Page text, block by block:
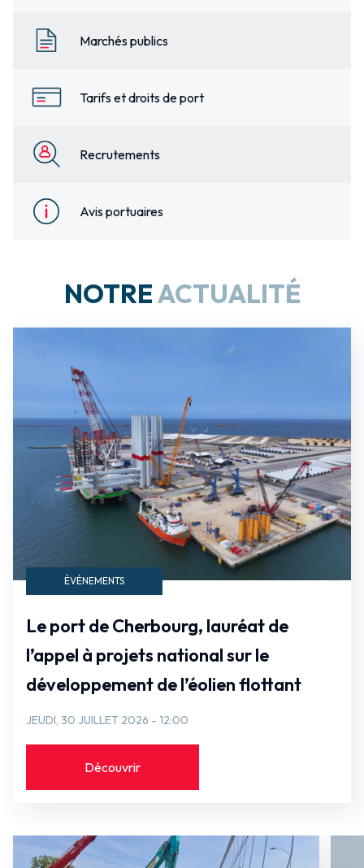
Marchés publics
Tarifs et droits de port
Recrutements
Avis portuaires
NOTREACTUALITÉ
ÉVÉNEMENTS
Le port de Cherbourg, lauréat de
l’appel à projets national sur le
développement de l’éolien flottant
JEUDI, 30 JUILLET 2026 - 12:00
Découvrir